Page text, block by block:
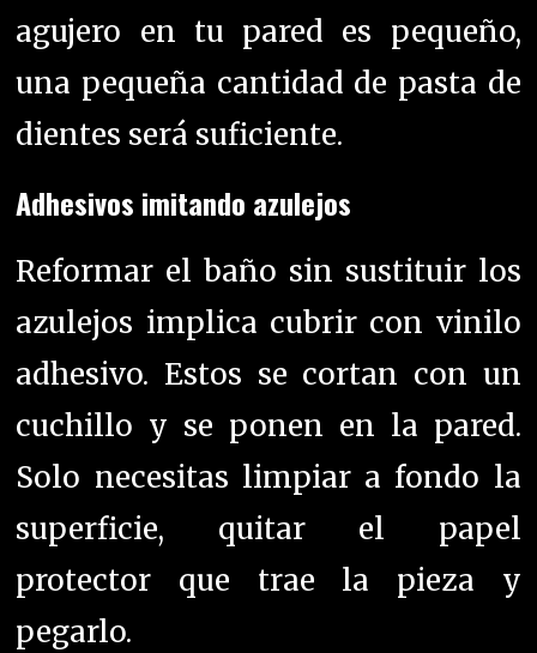
agujero en tu pared es pequeño,
una pequeña cantidad de pasta de
dientes será suficiente.
Adhesivos imitando azulejos
Reformar el baño sin sustituir los
azulejos implica cubrir con vinilo
adhesivo. Estos se cortan con un
cuchillo y se ponen en la pared.
Solo necesitas limpiar a fondo la
superficie, quitar el papel
protector que trae la pieza y
pegarlo.